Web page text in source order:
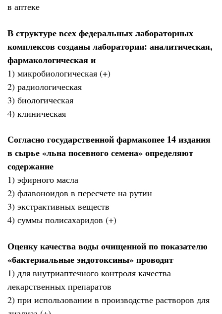
в аптеке
В структуре всех федеральных лабораторных
комплексов созданы лаборатории: аналитическая,
фармакологическая и
1) микробиологическая (+)
2) радиологическая
3) биологическая
4) клиническая
Согласно государственной фармакопее 14 издания
в сырье «льна посевного семена» определяют
содержание
1) эфирного масла
2) флавоноидов в пересчете на рутин
3) экстрактивных веществ
4) суммы полисахаридов (+)
Оценку качества воды очищенной по показателю
«бактериальные эндотоксины» проводят
1) для внутриаптечного контроля качества
лекарственных препаратов
2) при использовании в производстве растворов для